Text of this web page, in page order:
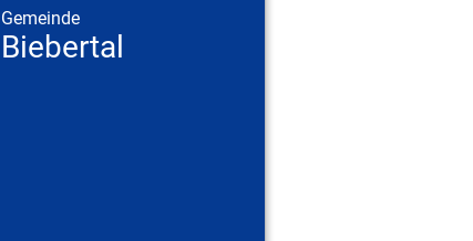
Gemeinde
Biebertal